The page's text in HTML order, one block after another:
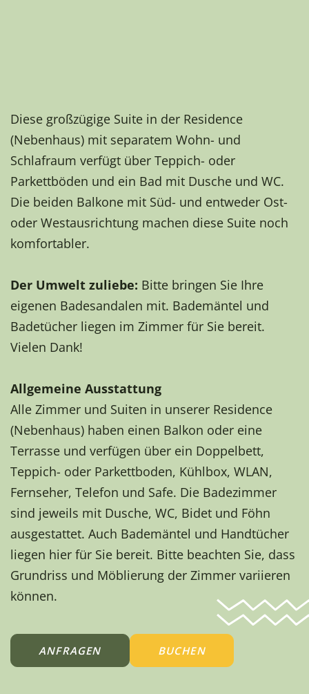
Diese großzügige Suite in der Residence
(Nebenhaus) mit separatem Wohn- und
Schlafraum verfügt über Teppich- oder
Parkettböden und ein Bad mit Dusche und WC.
Die beiden Balkone mit Süd- und entweder Ost-
oder Westausrichtung machen diese Suite noch
komfortabler.
Der Umwelt zuliebe: Bitte bringen Sie Ihre
eigenen Badesandalen mit. Bademäntel und
Badetücher liegen im Zimmer für Sie bereit.
Vielen Dank!
Allgemeine Ausstattung
Alle Zimmer und Suiten in unserer Residence
(Nebenhaus) haben einen Balkon oder eine
Terrasse und verfügen über ein Doppelbett,
Teppich- oder Parkettboden, Kühlbox, WLAN,
Fernseher, Telefon und Safe. Die Badezimmer
sind jeweils mit Dusche, WC, Bidet und Föhn
ausgestattet. Auch Bademäntel und Handtücher
liegen hier für Sie bereit. Bitte beachten Sie, dass
Grundriss und Möblierung der Zimmer variieren
können.
ANFRAGEN BUCHEN